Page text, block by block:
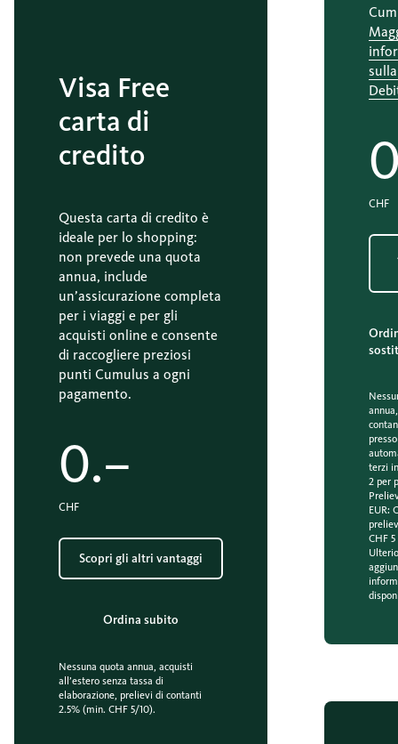
CHF
terzi
2 per
EUR:
CHF
Visa Free
carta di
credito
Questa carta di credito è
ideale per lo shopping:
non prevede una quota
annua, include
un’assicurazione completa
per i viaggi e per gli
acquisti online e consente
di raccogliere preziosi
punti Cumulus a ogni
pagamento.
0.–
CHF
Scopri gli altri vantaggi
Ordina subito
Nessuna quota annua, acquisti
all’estero senza tassa di
elaborazione, prelievi di contanti
2.5% (min. CHF 5/10).